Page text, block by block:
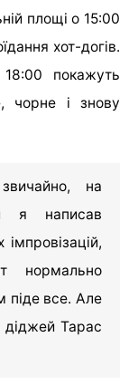
площі о 15:00
хот-догів.
покажуть
чорне і знову
на
я написав
нормально
піде все. Але
Тарас